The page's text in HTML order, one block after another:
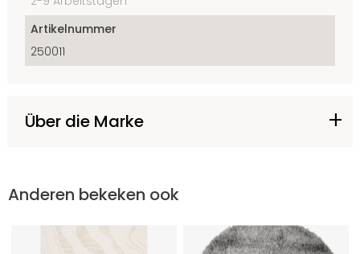
Artikelnummer
250011
Über die Marke
Anderen bekeken ook